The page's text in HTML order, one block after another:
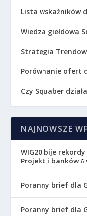
Lista wskaźników
Wiedza giełdowa
Strategia
Porównanie ofert
Czy Squaber
NAJNOWSZE
WIG20 bije
Projekt i banków 6
Poranny brief dla
Poranny brief dla